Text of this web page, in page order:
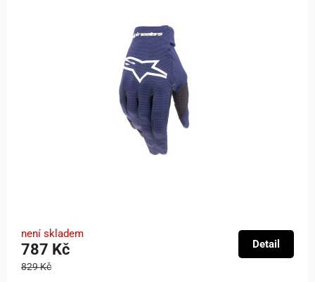
není skladem
787 Kč
829 Kč
Detail